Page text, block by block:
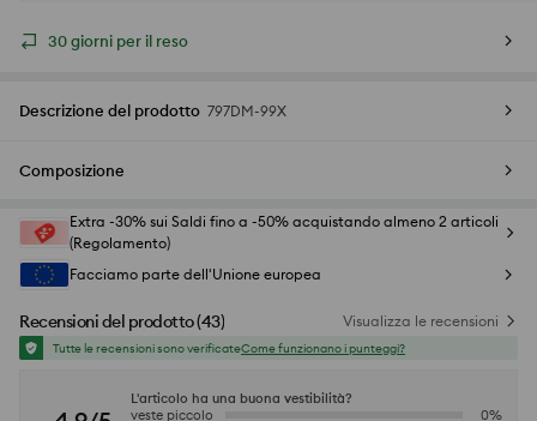
30 giorni per il reso
Descrizione del prodotto 797DM-99X
Composizione
Extra -30% sui Saldi fino a -50% acquistando almeno 2 articoli
(Regolamento)
Facciamo parte dell'Unione europea
Recensioni del prodotto(43) Visualizza le recensioni
Tutte le recensioni sono verificateCome funzionano i punteggi?
L'articolo ha una buona vestibilità?
veste piccolo
0%